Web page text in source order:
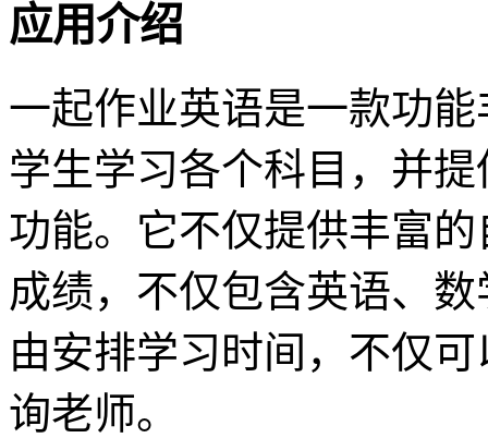
应用介绍
一起作业英语是一款功能
学生学习各个科目，并
功能。它不仅提供丰富
成绩，不仅包含英语、
由安排学习时间，不仅
询老师。